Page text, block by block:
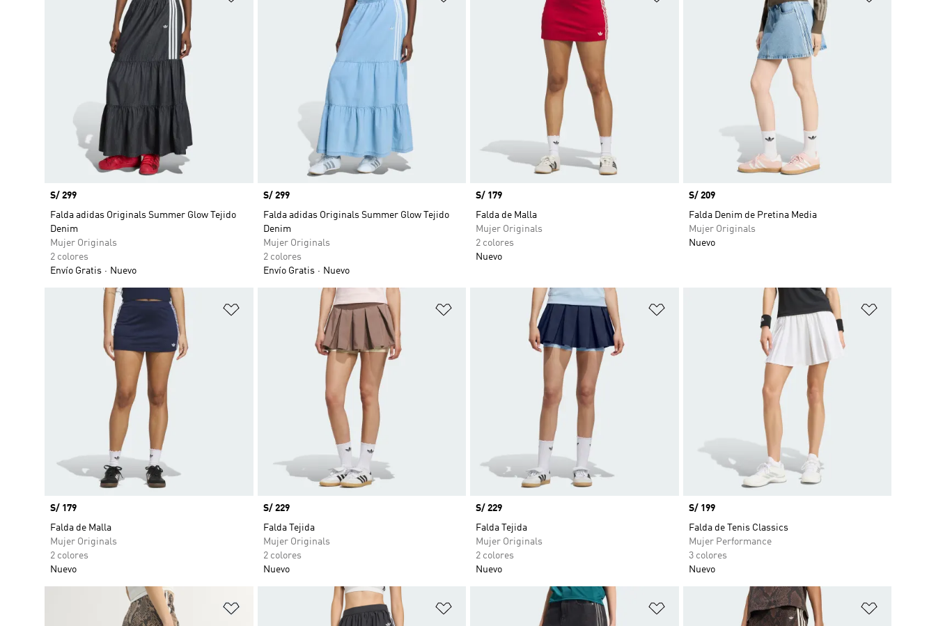
Precio
S/ 299
Falda adidas Originals Summer Glow Tejido
Denim
Mujer Originals
2 colores
Envío Gratis
Nuevo
Precio
S/ 299
Falda adidas Originals Summer Glow Tejido
Denim
Mujer Originals
2 colores
Envío Gratis
Nuevo
Precio
S/ 179
Falda de Malla
Mujer Originals
2 colores
Nuevo
Precio
S/ 209
Falda Denim de Pretina Media
Mujer Originals
Nuevo
Añadir a la lista de deseos
Precio
S/ 179
Falda de Malla
Mujer Originals
2 colores
Nuevo
Añadir a la lista de deseos
Precio
S/ 229
Falda Tejida
Mujer Originals
2 colores
Nuevo
Añadir a la lista de deseos
Precio
S/ 229
Falda Tejida
Mujer Originals
2 colores
Nuevo
Precio
S/ 199
Falda de Tenis Classics
Mujer Performance
3 colores
Nuevo
Añadir a la lista de deseos Añadir a la lista de deseos Añadir a la lista de deseos